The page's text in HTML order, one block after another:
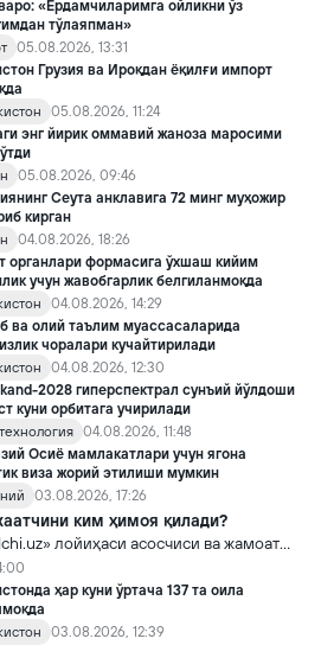
«Ёрдамчиларимга ойликни ўз
тўлаяпман»
05.08.2026, 13:31
Грузия ва Ироқдан ёқилғи импорт
05.08.2026, 11:24
энг йирик оммавий жаноза маросими
05.08.2026, 09:46
Сеута анклавига 72 минг муҳожир
кирган
04.08.2026, 18:26
органлари формасига ўхшаш кийим
учун жавобгарлик белгиланмоқда
04.08.2026, 14:29
ва олий таълим муассасаларида
чоралари кучайтирилади
04.08.2026, 12:30
2028 гиперспектрал сунъий йўлдоши
куни орбитага учирилади
04.08.2026, 11:48
Осиё мамлакатлари учун ягона
виза жорий этилиши мумкин
03.08.2026, 17:26
ким ҳимоя қилади?
лойиҳаси асосчиси ва жамоат
боғлиқ воқеа жамоатчиликда
ҳар куни ўртача 137 та оила
03.08.2026, 12:39